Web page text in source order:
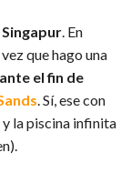
Singapur. En
que hago una
el fin de
. Sí, ese con
la piscina infinita